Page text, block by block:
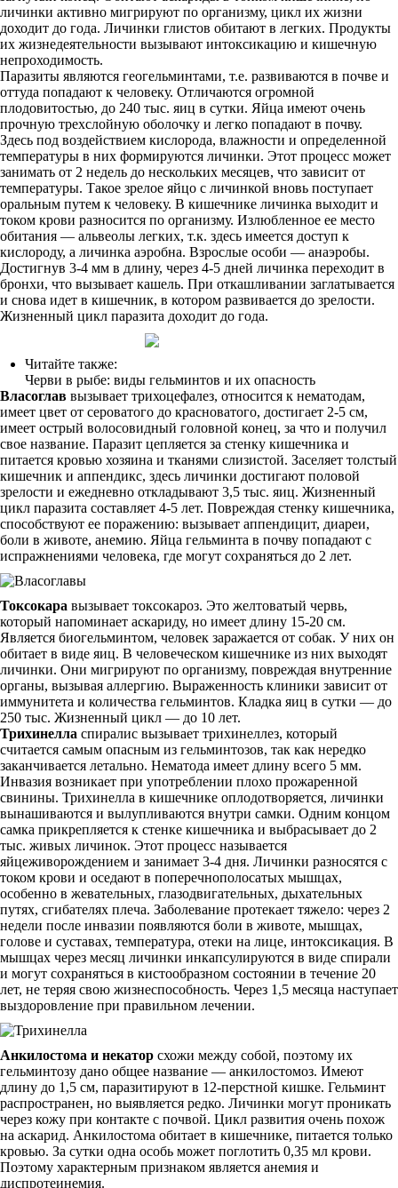
личинки активно мигрируют по организму, цикл их жизни
доходит до года. Личинки глистов обитают в легких. Продукты
их жизнедеятельности вызывают интоксикацию и кишечную
непроходимость.
Паразиты являются геогельминтами, т.е. развиваются в почве и
оттуда попадают к человеку. Отличаются огромной
плодовитостью, до 240 тыс. яиц в сутки. Яйца имеют очень
прочную трехслойную оболочку и легко попадают в почву.
Здесь под воздействием кислорода, влажности и определенной
температуры в них формируются личинки. Этот процесс может
занимать от 2 недель до нескольких месяцев, что зависит от
температуры. Такое зрелое яйцо с личинкой вновь поступает
оральным путем к человеку. В кишечнике личинка выходит и
током крови разносится по организму. Излюбленное ее место
обитания — альвеолы легких, т.к. здесь имеется доступ к
кислороду, а личинка аэробна. Взрослые особи — анаэробы.
Достигнув 3-4 мм в длину, через 4-5 дней личинка переходит в
бронхи, что вызывает кашель. При откашливании заглатывается
и снова идет в кишечник, в котором развивается до зрелости.
Жизненный цикл паразита доходит до года.
Читайте также:
Черви в рыбе: виды гельминтов и их опасность
Власоглав вызывает трихоцефалез, относится к нематодам,
имеет цвет от сероватого до красноватого, достигает 2-5 см,
имеет острый волосовидный головной конец, за что и получил
свое название. Паразит цепляется за стенку кишечника и
питается кровью хозяина и тканями слизистой. Заселяет толстый
кишечник и аппендикс, здесь личинки достигают половой
зрелости и ежедневно откладывают 3,5 тыс. яиц. Жизненный
цикл паразита составляет 4-5 лет. Повреждая стенку кишечника,
способствуют ее поражению: вызывает аппендицит, диареи,
боли в животе, анемию. Яйца гельминта в почву попадают с
испражнениями человека, где могут сохраняться до 2 лет.
Токсокара вызывает токсокароз. Это желтоватый червь,
который напоминает аскариду, но имеет длину 15-20 см.
Является биогельминтом, человек заражается от собак. У них он
обитает в виде яиц. В человеческом кишечнике из них выходят
личинки. Они мигрируют по организму, повреждая внутренние
органы, вызывая аллергию. Выраженность клиники зависит от
иммунитета и количества гельминтов. Кладка яиц в сутки — до
250 тыс. Жизненный цикл — до 10 лет.
Трихинелла спиралис вызывает трихинеллез, который
считается самым опасным из гельминтозов, так как нередко
заканчивается летально. Нематода имеет длину всего 5 мм.
Инвазия возникает при употреблении плохо прожаренной
свинины. Трихинелла в кишечнике оплодотворяется, личинки
вынашиваются и вылупливаются внутри самки. Одним концом
самка прикрепляется к стенке кишечника и выбрасывает до 2
тыс. живых личинок. Этот процесс называется
яйцеживорождением и занимает 3-4 дня. Личинки разносятся с
током крови и оседают в поперечнополосатых мышцах,
особенно в жевательных, глазодвигательных, дыхательных
путях, сгибателях плеча. Заболевание протекает тяжело: через 2
недели после инвазии появляются боли в животе, мышцах,
голове и суставах, температура, отеки на лице, интоксикация. В
мышцах через месяц личинки инкапсулируются в виде спирали
и могут сохраняться в кистообразном состоянии в течение 20
лет, не теряя свою жизнеспособность. Через 1,5 месяца наступает
выздоровление при правильном лечении.
Анкилостома и некатор схожи между собой, поэтому их
гельминтозу дано общее название — анкилостомоз. Имеют
длину до 1,5 см, паразитируют в 12-перстной кишке. Гельминт
распространен, но выявляется редко. Личинки могут проникать
через кожу при контакте с почвой. Цикл развития очень похож
на аскарид. Анкилостома обитает в кишечнике, питается только
кровью. За сутки одна особь может поглотить 0,35 мл крови.
Поэтому характерным признаком является анемия и
диспротеинемия.